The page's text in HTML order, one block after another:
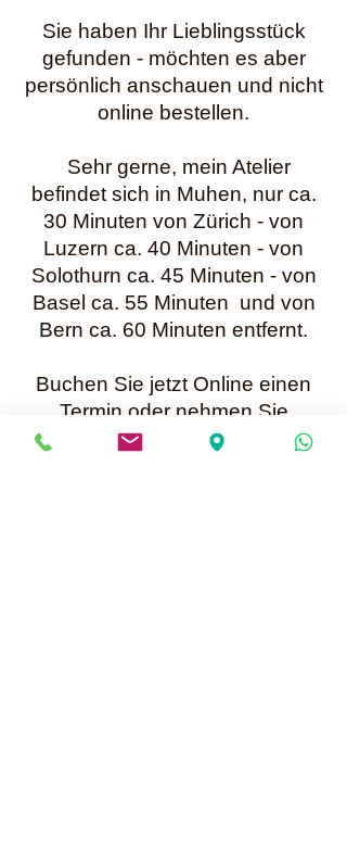
Sie haben Ihr Lieblingsstück
gefunden - möchten es aber
persönlich anschauen und nicht
online bestellen.
Sehr gerne, mein Atelier
befindet sich in Muhen, nur ca.
30 Minuten von Zürich - von
Luzern ca. 40 Minuten - von
Solothurn ca. 45 Minuten - von
Basel ca. 55 Minuten und von
Bern ca. 60 Minuten entfernt.
Buchen Sie jetzt Online einen
Termin oder nehmen Sie
per WhatsApp +41 79 699 25 52